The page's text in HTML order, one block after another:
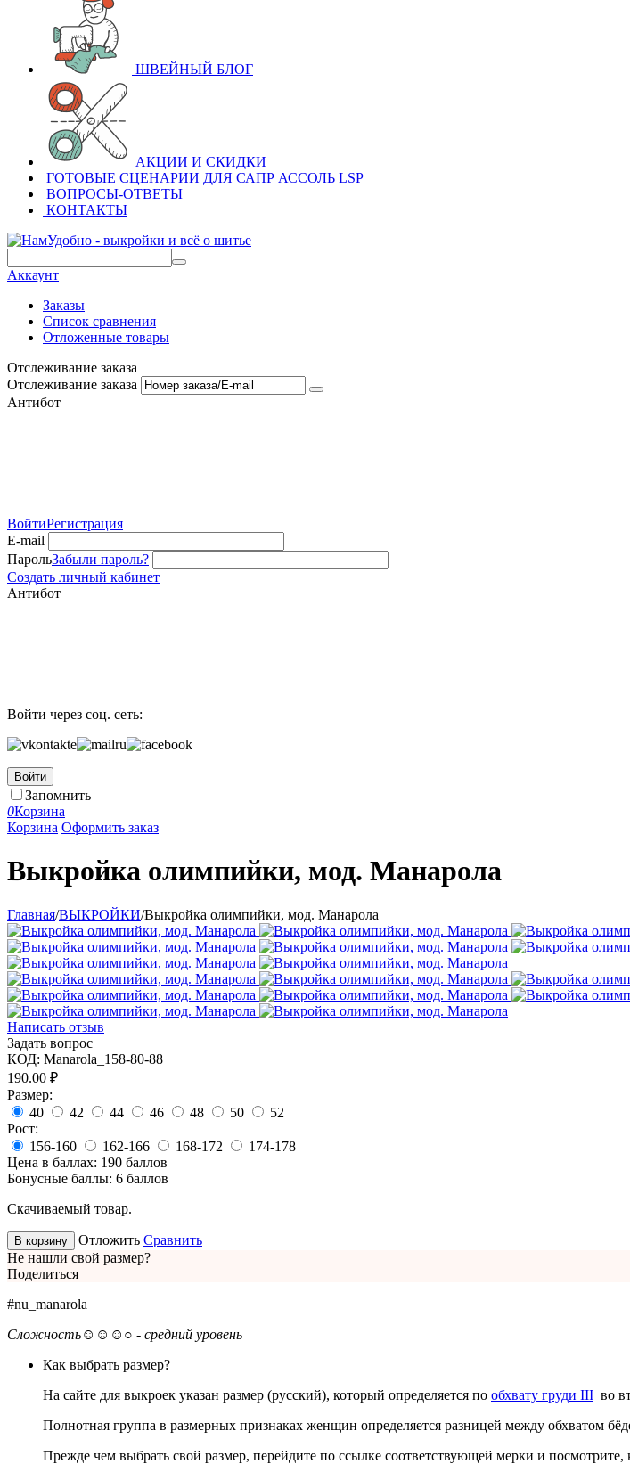
ШВЕЙНЫЙ БЛОГ
АКЦИИ И СКИДКИ
ГОТОВЫЕ СЦЕНАРИИ ДЛЯ САПР АССОЛЬ LSP
ВОПРОСЫ-ОТВЕТЫ
КОНТАКТЫ
Аккаунт
Заказы
Список сравнения
Отложенные товары
Отслеживание заказа
Отслеживание заказа
Антибот
ВойтиРегистрация
E-mail
ПарольЗабыли пароль?
Создать личный кабинет
Антибот
Войти через соц. сеть:
Войти
Запомнить
0Корзина
Корзина Оформить заказ
Выкройка олимпийки, мод. Манарола
Главная/ВЫКРОЙКИ/Выкройка олимпийки, мод. Манарола
Написать отзыв
Задать вопрос
КОД: Manarola_158-80-88
190.00 ₽
Размер:
40
42 44 46 48 50
52
Рост:
156-160
162-166 168-172
174-178
Цена в баллах: 190 баллов
Бонусные баллы: 6 баллов
Скачиваемый товар.
В корзину Отложить Сравнить
Не нашли свой размер?
Поделиться
#nu_manarola
Сложность☺☺☺○ - средний уровень
Как выбрать размер?
На сайте для выкроек указан размер (русский), который определяется по обхвату груди III во
Полнотная группа в размерных признаках женщин определяется разницей между обхватом
Прежде чем выбрать свой размер, перейдите по ссылке соответствующей мерки и посмотрите,